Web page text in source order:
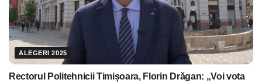
ALEGERI 2025
Rectorul Politehnicii Timișoara, Florin Drăgan: „Voi vota